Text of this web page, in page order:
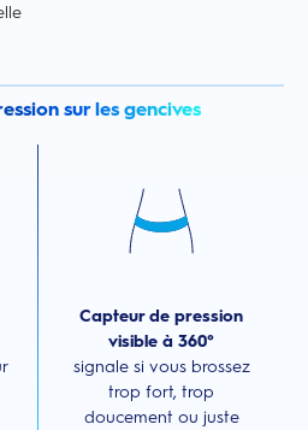
sur les gencives
Capteur de pression
visible à 360°
signale si vous brossez
trop fort, trop
doucement ou juste